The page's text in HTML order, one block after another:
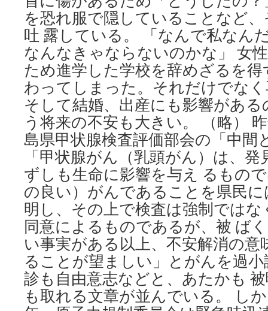
を恐れ服で隠していることなど
吐 露している。 「なんで私なん
なんなきゃならないのかな」 女
ため進学した学校を辞めざるを
わってしまった。それだけでな
そして結婚、出産にも影響があ
う将来の不安も大きい。 （略）
島県甲状腺検査評価部会の「中間
「甲状腺がん（乳頭がん）は、
ずしも生命に影響を与え るもの
の良い）がんであることを県民
明し、その上で検査は強制では
同意によるものであるが、被 ば
い事実がある以上、不安解消の
ることが望ましい」とがんを過
診も自由意志などと、あたかも
も取れる文章が並んでいる。 し